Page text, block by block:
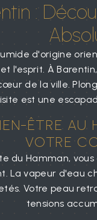
:
d'origine
l'esprit. À
de la ville.
est une
ÊTRE
VOTRE
du Hamman,
La vapeur d'eau
Votre peau
tensions